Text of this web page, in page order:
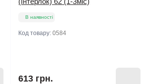
В наявності
Код товару:0584
613 грн.